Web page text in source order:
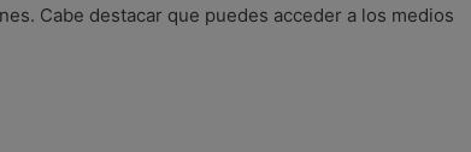
Cabe destacar que puedes acceder a los medios